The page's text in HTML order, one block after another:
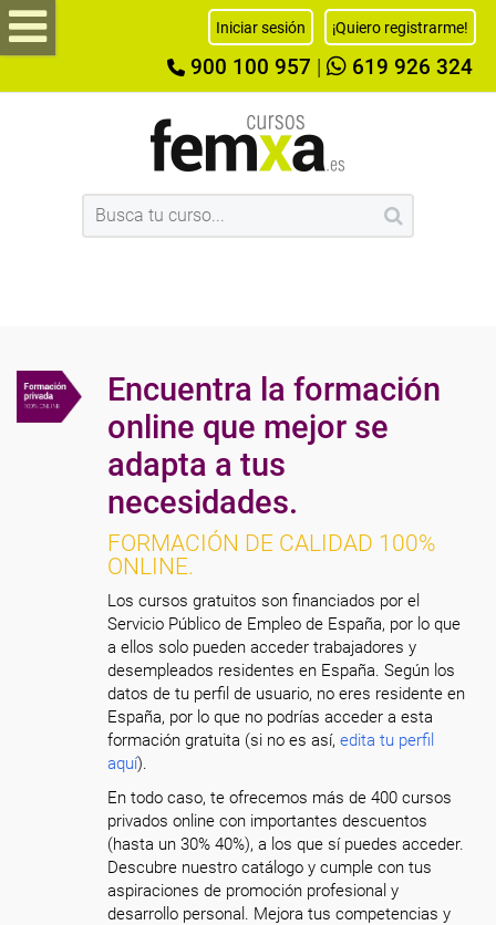
Iniciar sesión ¡Quiero registrarme!
900 100 957 619 926 324
Encuentra la formación
online que mejor se
adapta a tus
necesidades.
FORMACIÓN DE CALIDAD 100%
ONLINE.
Los cursos gratuitos son financiados por el
Servicio Público de Empleo de España, por lo que
a ellos solo pueden acceder trabajadores y
desempleados residentes en España. Según los
datos de tu perfil de usuario, no eres residente en
España, por lo que no podrías acceder a esta
formación gratuita (si no es así,edita tu perfil
aquí).
En todo caso, te ofrecemos más de 400 cursos
privados online con importantes descuentos
(hasta un 30% 40%), a los que sí puedes acceder.
Descubre nuestro catálogo y cumple con tus
aspiraciones de promoción profesional y
desarrollo personal. Mejora tus competencias y